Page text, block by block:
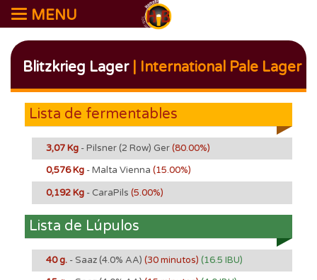
MENU
Blitzkrieg Lager| International Pale Lager
Lista de fermentables
3,07 Kg - Pilsner (2 Row) Ger(80.00%)
0,576 Kg - Malta Vienna (15.00%)
0,192 Kg - CaraPils (5.00%)
Lista de Lúpulos
40 g. - Saaz (4.0% AA) (30 minutos) (16.5 IBU)